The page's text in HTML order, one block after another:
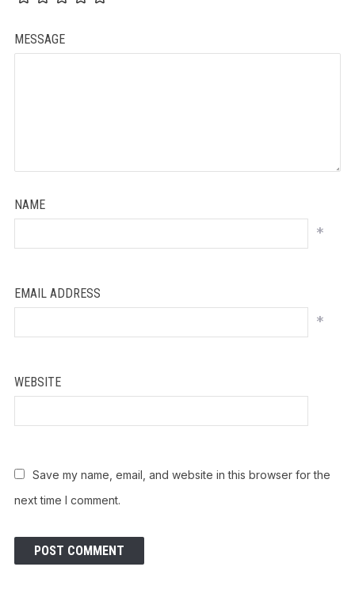
MESSAGE
NAME
*
EMAIL ADDRESS
*
WEBSITE
Save my name, email, and website in this browser for the
next time I comment.